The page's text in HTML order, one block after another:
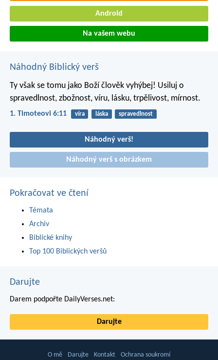
Android
Na vašem webu
Náhodný Biblický verš
Ty však se tomu jako Boží člověk vyhýbej! Usiluj o
spravedlnost, zbožnost, víru, lásku, trpělivost, mírnost.
1. Timoteovi 6:11 víra láska spravedlnost
Náhodný verš!
Náhodný verš s obrázkem
Pokračovat ve čtení
Témata
Archiv
Biblické knihy
Top 100 Biblických veršů
Darujte
Darem podpořte DailyVerses.net:
Darujte
O mě Darujte Kontakt Ochrana soukromí